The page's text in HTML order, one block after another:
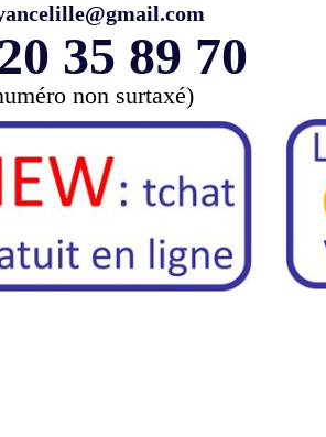
35 89 70
non surtaxé)